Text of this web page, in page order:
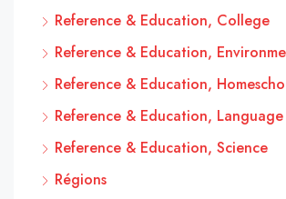
Reference & Education, College
Reference & Education,
Reference & Education,
Reference & Education, Language
Reference & Education, Science
Régions